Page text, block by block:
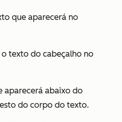
que aparecerá no
o texto do cabeçalho no
aparecerá abaixo do
do corpo do texto.